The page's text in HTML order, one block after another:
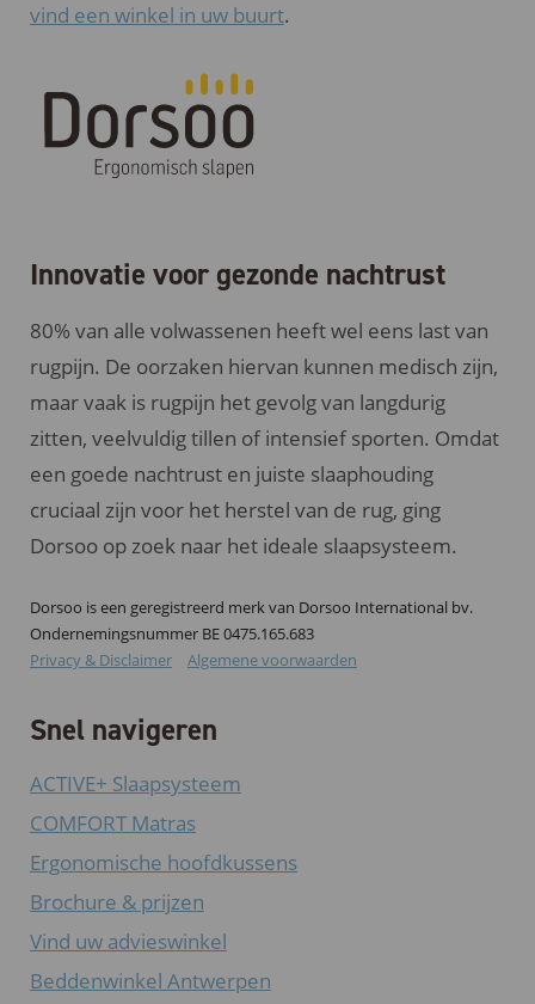
vind een winkel in uw buurt.
Innovatie voor gezonde nachtrust
80% van alle volwassenen heeft wel eens last van
rugpijn. De oorzaken hiervan kunnen medisch zijn,
maar vaak is rugpijn het gevolg van langdurig
zitten, veelvuldig tillen of intensief sporten. Omdat
een goede nachtrust en juiste slaaphouding
cruciaal zijn voor het herstel van de rug, ging
Dorsoo op zoek naar het ideale slaapsysteem.
Dorsoo is een geregistreerd merk van Dorsoo International bv.
Ondernemingsnummer BE 0475.165.683
Privacy & Disclaimer
Algemene voorwaarden
Snel navigeren
ACTIVE+ Slaapsysteem
COMFORT Matras
Ergonomische hoofdkussens
Brochure & prijzen
Vind uw advieswinkel
Beddenwinkel Antwerpen